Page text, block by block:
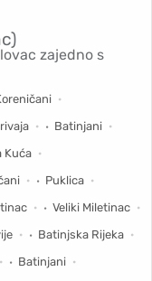
zajedno s
Batinjani
Kuća
Puklica
Veliki Miletinac
Batinjska Rijeka
Batinjani